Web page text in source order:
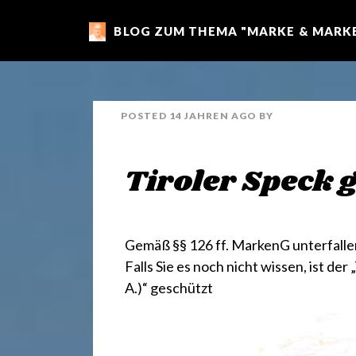
m
a
BLOG ZUM THEMA "MARKE &
POSTED 14 JAHREN AGO BY
Tiroler Speck
Gemäß §§ 126 ff. MarkenG
Falls Sie es noch nicht wissen, ist
A.)“ geschützt